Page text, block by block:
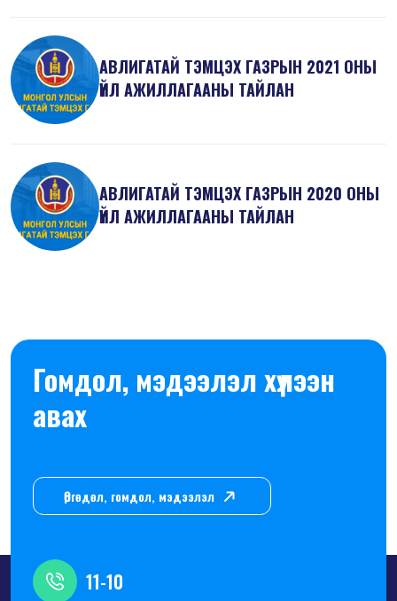
АВЛИГАТАЙ ТЭМЦЭХ ГАЗРЫН 2021 ОНЫ
ҮЙЛ АЖИЛЛАГААНЫ ТАЙЛАН
АВЛИГАТАЙ ТЭМЦЭХ ГАЗРЫН 2020 ОНЫ
ҮЙЛ АЖИЛЛАГААНЫ ТАЙЛАН
Гомдол, мэдээлэл хүлээн
авах
Өргөдөл, гомдол, мэдээлэл
11-10